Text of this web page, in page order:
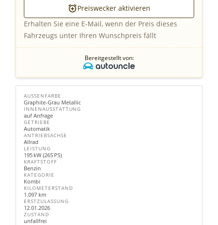
Preiswecker aktivieren
Erhalten Sie eine E-Mail, wenn der Preis dieses
Fahrzeugs unter Ihren Wunschpreis fällt
Bereitgestellt von:
AUSSENFARBE
Graphite-Grau Metallic
INNENAUSSTATTUNG
auf Anfrage
GETRIEBE
Automatik
ANTRIEBSACHSE
Allrad
LEISTUNG
195 kW (265 PS)
KRAFTSTOFF
Benzin
KATEGORIE
Kombi
KILOMETERSTAND
1.097 km
ERSTZULASSUNG
12.01.2026
ZUSTAND
unfallfrei